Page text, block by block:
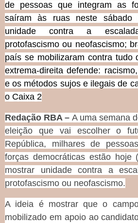
de pessoas que integram as
saíram às ruas neste sábado
unidade contra a
protofascismo ou neofascismo;
país se mobilizaram contra tudo
extrema-direita defende:
e os métodos sujos e ilegais de
o Caixa 2
Redação RBA – A uma semana
eleição que vai escolher o
República, milhares de
forças democráticas estão hoje
mostrar unidade contra a
protofascismo ou neofascismo.
A ideia é mostrar que o
mobilizado em apoio ao